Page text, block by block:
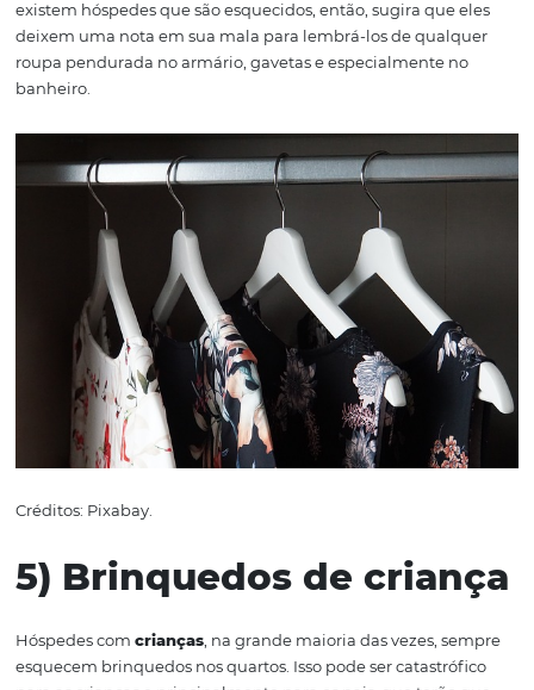
Créditos: Pixabay.
4) Roupas
A maioria dos quartos de hotelcontém armários com
existem hóspedes que são esquecidos, então, sugira
roupa pendurada no armário, gavetas e especialmente